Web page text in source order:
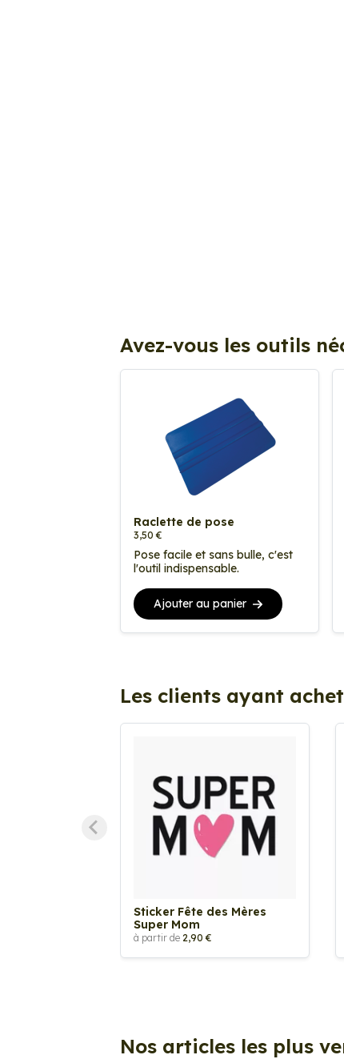
Avez-vous les outils
Raclette de pose
3,50 €
Pose facile et sans bulle, c'est
l'outil indispensable.
Ajouter au panier
Les clients ayant
Sticker Fête des Mères
Super Mom
à partir de 2,90 €
Nos articles les plus